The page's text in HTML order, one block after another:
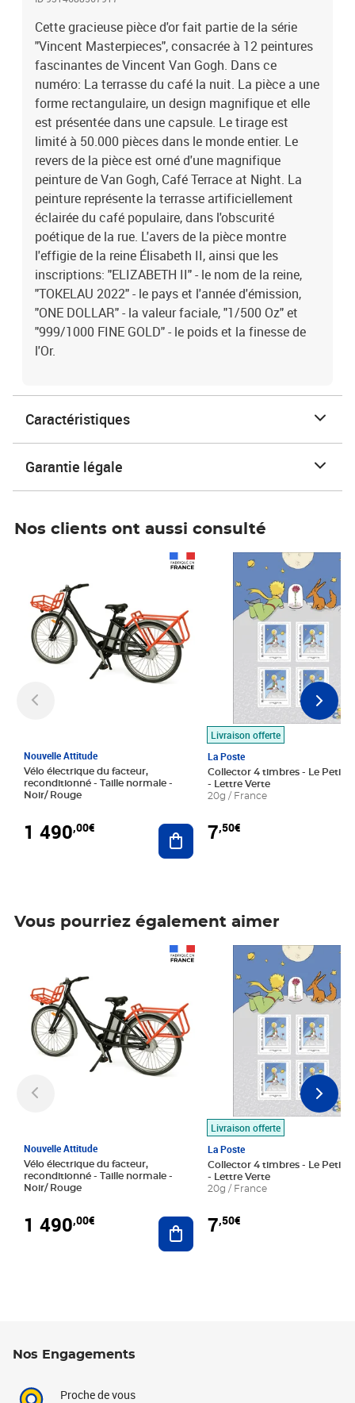
Cette gracieuse pièce d'or fait partie de la série
"Vincent Masterpieces", consacrée à 12 peintures
fascinantes de Vincent Van Gogh. Dans ce
numéro: La terrasse du café la nuit. La pièce a une
forme rectangulaire, un design magnifique et elle
est présentée dans une capsule. Le tirage est
limité à 50.000 pièces dans le monde entier. Le
revers de la pièce est orné d'une magnifique
peinture de Van Gogh, Café Terrace at Night. La
peinture représente la terrasse artificiellement
éclairée du café populaire, dans l'obscurité
poétique de la rue. L'avers de la pièce montre
l'effigie de la reine Élisabeth II, ainsi que les
inscriptions: "ELIZABETH II" - le nom de la reine,
"TOKELAU 2022" - le pays et l'année d'émission,
"ONE DOLLAR" - la valeur faciale, "1/500 Oz" et
"999/1000 FINE GOLD" - le poids et la finesse de
l'Or.
Caractéristiques
Garantie légale
Nos clients ont aussi consulté
Nouvelle Attitude
Vélo électrique du facteur,
reconditionné - Taille normale -
Noir/ Rouge
1 490,00€ Ajouter au panier
Livraison offerte
La Poste
Collector 4 timbres - Le Petit
- Lettre Verte
20g / France
7,50€
Prix 7,50€
Vous pourriez également aimer
Nouvelle Attitude
Vélo électrique du facteur,
reconditionné - Taille normale -
Noir/ Rouge
1 490,00€ Ajouter au panier
Livraison offerte
La Poste
Collector 4 timbres - Le Petit
- Lettre Verte
20g / France
7,50€
Prix 7,50€
Nos Engagements
Proche de vous